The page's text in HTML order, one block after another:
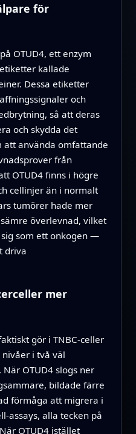
för
OTUD4, ett enzym
kallade
Dessa etiketter
och
så att deras
och skydda det
att använda omfattande
från
OTUD4 finns i högre
cellinjer än i normalt
tumörer hade mer
överlevnad, vilket
som ett onkogen —
driva
mer
gör i TNBC-celler
i två väl
OTUD4 slogs ner
bildade färre
förmåga att migrera i
assays, alla tecken på
OTUD4 istället